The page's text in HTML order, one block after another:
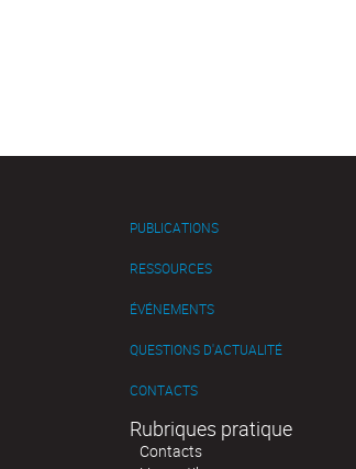
PUBLICATIONS
RESSOURCES
ÉVÉNEMENTS
QUESTIONS D'ACTUALITÉ
CONTACTS
Rubriques pratique
Contacts